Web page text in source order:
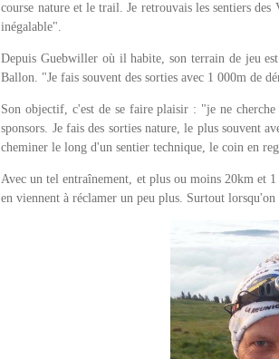
course nature et le trail. Je retrouvais les sentiers
inégalable".
Depuis Guebwiller où il habite, son terrain de jeu
Ballon. "Je fais souvent des sorties avec 1 000m de
Son objectif, c'est de se faire plaisir : "je ne
sponsors. Je fais des sorties nature, le plus souvent
cheminer le long d'un sentier technique, le coin en
Avec un tel entraînement, et plus ou moins 20km et
en viennent à réclamer un peu plus. Surtout